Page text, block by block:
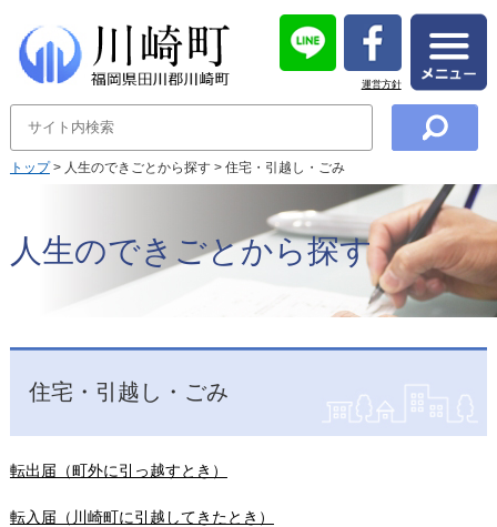
運営方針
トップ> 人生のできごとから探す > 住宅・引越し・ごみ
人生のできごとから探す
住宅・引越し・ごみ
転出届（町外に引っ越すとき）
転入届（川崎町に引越してきたとき）